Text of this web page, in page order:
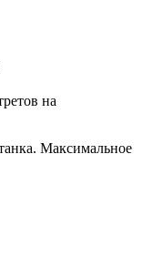
на
Максимальное